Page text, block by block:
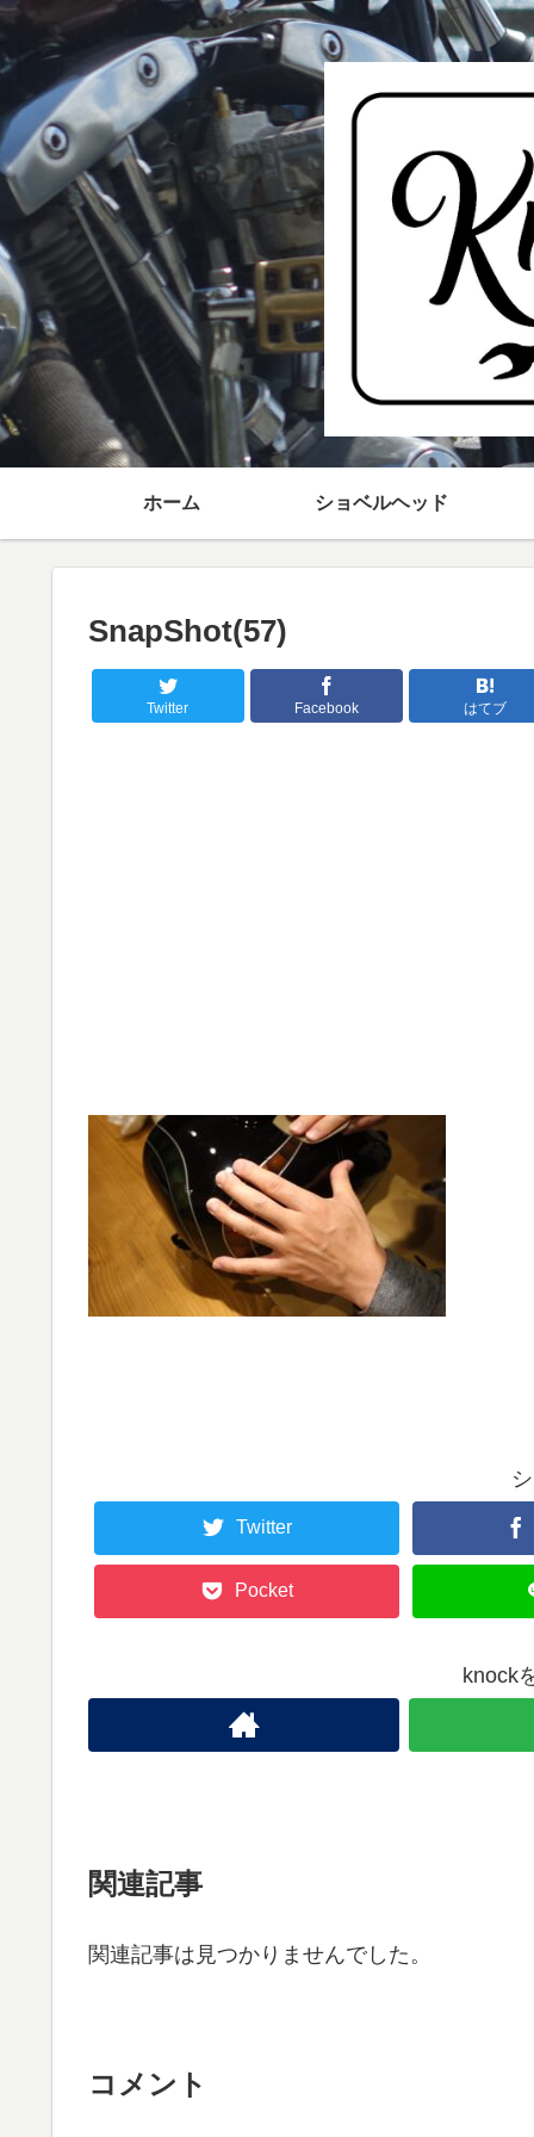
ホーム ショベルヘッド
SnapShot(57)
Twitter Facebook はてブ
Twitter
Pocket
knock
関連記事
関連記事は見つかりませんでした。
コメント